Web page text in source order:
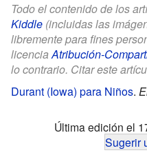
Todo el contenido de los
Kiddle (incluidas las
libremente para fines
licenciaAtribución-
lo contrario. Citar este
Durant (Iowa) para Niños.
Última edición el
Sugerir